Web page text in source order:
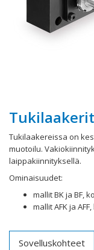
Tukilaakerit
Tukilaakereissa on
muotoilu.
laippakiinnityksellä.
Ominaisuudet:
mallit BK ja BF,
mallit AFK ja
Sovelluskohteet